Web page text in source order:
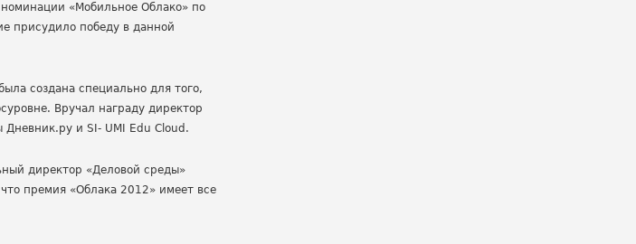
«Мобильное Облако» по
присудило победу в данной
создана специально для того,
Вручал награду директор
и SI- UMI Edu Cloud.
директор «Деловой среды»
премия «Облака 2012» имеет все